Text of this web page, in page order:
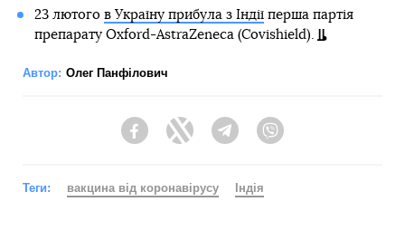
23 лютого в Україну прибула з Індіїперша партія
препарату Oxford-AstraZeneca (Covishield).
Автор: Олег Панфілович
FacebookTwitter Telegram
Теги: вакцина від коронавірусу Індія